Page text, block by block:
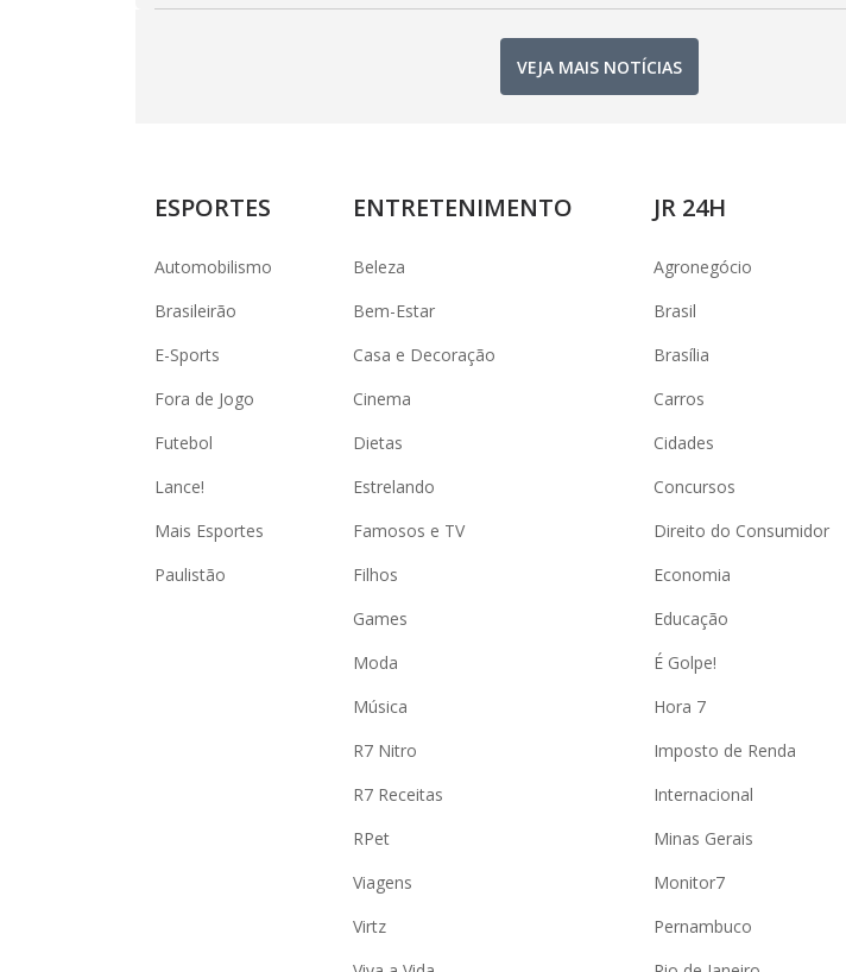
VEJA MAIS NOTÍCIAS
ESPORTES
Automobilismo
Brasileirão
E-Sports
Fora de Jogo
Futebol
Lance!
Mais Esportes
Paulistão
ENTRETENIMENTO
Beleza
Bem-Estar
Casa e Decoração
Cinema
Dietas
Estrelando
Famosos e TV
Filhos
Games
Moda
Música
R7 Nitro
R7 Receitas
RPet
Viagens
Virtz
JR 24H
Agronegócio
Brasil
Brasília
Carros
Cidades
Concursos
Direito do Consumidor
Economia
Educação
É Golpe!
Hora 7
Imposto de Renda
Internacional
Minas Gerais
Monitor7
Pernambuco